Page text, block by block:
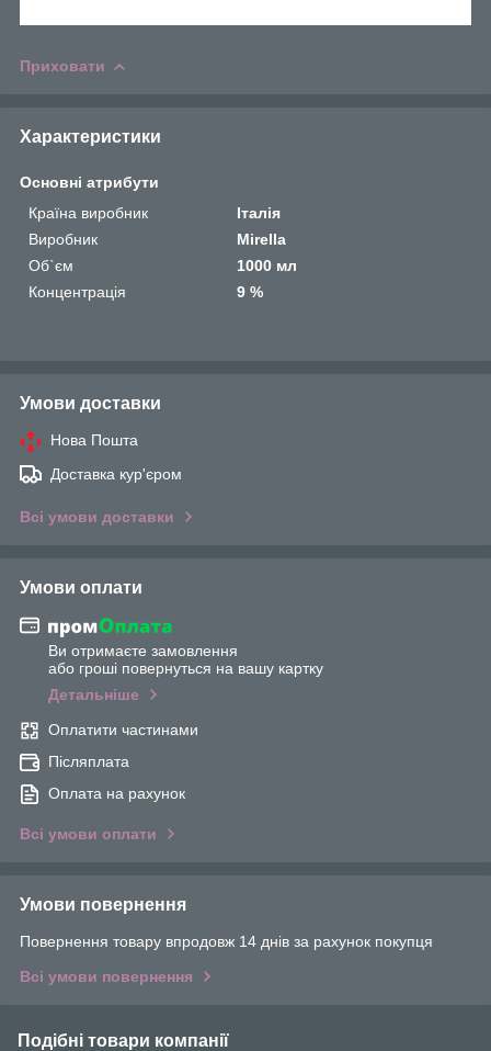
Приховати
Характеристики
Основні атрибути
Країна виробник
Італія
Виробник
Mirella
Об`єм
1000 мл
Концентрація
9 %
Умови доставки
Нова Пошта
Доставка кур'єром
Всі умови доставки
Умови оплати
Ви отримаєте замовлення
або гроші повернуться на вашу картку
Детальніше
Оплатити частинами
Післяплата
Оплата на рахунок
Всі умови оплати
Умови повернення
Повернення товару впродовж 14 днів за рахунок покупця
Всі умови повернення
Подібні товари компанії